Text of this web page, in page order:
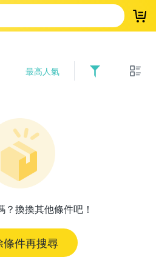
登
最高人氣
？換換其他條件吧！
條件再搜尋